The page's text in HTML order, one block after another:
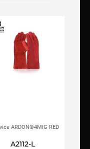
ARDON®4MIG RED
A2112-L